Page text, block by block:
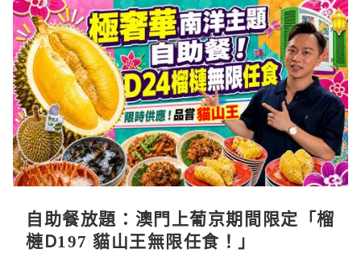
自助餐放題：澳門上葡京期間限定「榴
槤D197 貓山王無限任食！」